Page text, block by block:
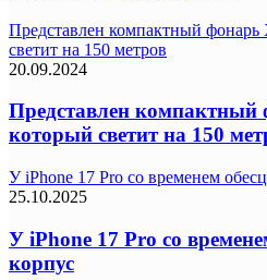
Представлен компактный
светит на 150 метров
20.09.2024
Представлен
который светит на 150
У iPhone 17 Pro со временем
25.10.2025
У iPhone 17 Pro со
корпус